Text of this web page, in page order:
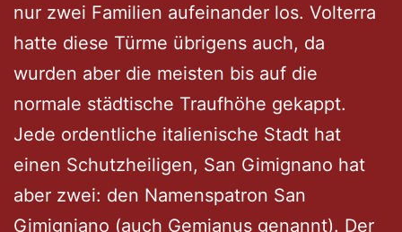
nur zwei Familien aufeinander los. Volterra
hatte diese Türme übrigens auch, da
wurden aber die meisten bis auf die
normale städtische Traufhöhe gekappt.
Jede ordentliche italienische Stadt hat
einen Schutzheiligen, San Gimignano hat
aber zwei: den Namenspatron San
Gimigniano (auch Gemianus genannt). Der